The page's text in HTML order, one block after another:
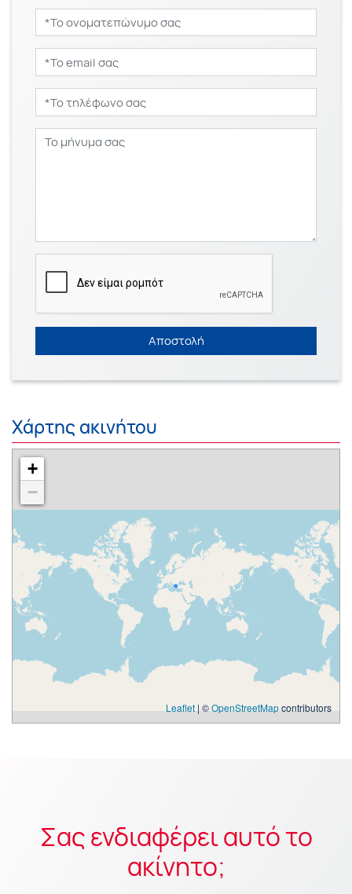
Αποστολή
Χάρτης ακινήτου
+
−
Leaflet| ©OpenStreetMapcontributors
Σας ενδιαφέρει αυτό το
ακίνητο;